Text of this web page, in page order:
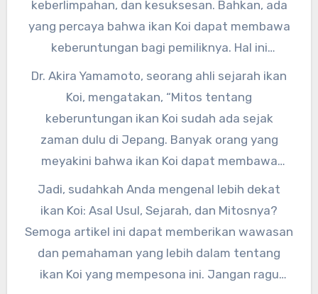
keberlimpahan, dan kesuksesan. Bahkan, ada
yang percaya bahwa ikan Koi dapat membawa
keberuntungan bagi pemiliknya. Hal ini
membuat ikan Koi menjadi simbol
keberuntungan yang sangat dihargai oleh
masyarakat Jepang.
Dr. Akira Yamamoto, seorang ahli sejarah ikan
Koi, mengatakan, “Mitos tentang
keberuntungan ikan Koi sudah ada sejak
zaman dulu di Jepang. Banyak orang yang
meyakini bahwa ikan Koi dapat membawa
keberuntungan dan kesuksesan bagi
pemiliknya.”
Jadi, sudahkah Anda mengenal lebih dekat
ikan Koi: Asal Usul, Sejarah, dan Mitosnya?
Semoga artikel ini dapat memberikan wawasan
dan pemahaman yang lebih dalam tentang
ikan Koi yang mempesona ini. Jangan ragu